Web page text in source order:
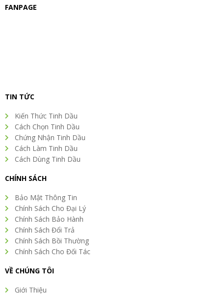
FANPAGE
TIN TỨC
Kiến Thức Tinh Dầu
Cách Chọn Tinh Dầu
Chứng Nhận Tinh Dầu
Cách Làm Tinh Dầu
Cách Dùng Tinh Dầu
CHÍNH SÁCH
Bảo Mật Thông Tin
Chính Sách Cho Đại Lý
Chính Sách Bảo Hành
Chính Sách Đổi Trả
Chính Sách Bồi Thường
Chính Sách Cho Đối Tác
VỀ CHÚNG TÔI
Giới Thiệu